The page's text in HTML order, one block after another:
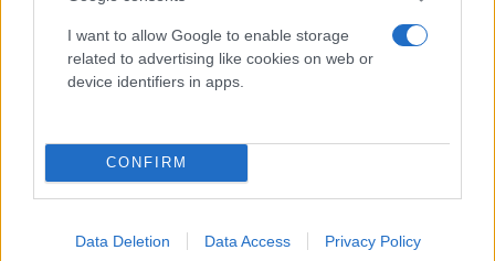
I want to allow Google to enable storage
related to advertising like cookies on web or
device identifiers in apps.
CONFIRM
Data Deletion Data Access Privacy Policy
Κάνε κλικ και δες περισσότερο
Flash.gr
στην αναζήτηση της Google